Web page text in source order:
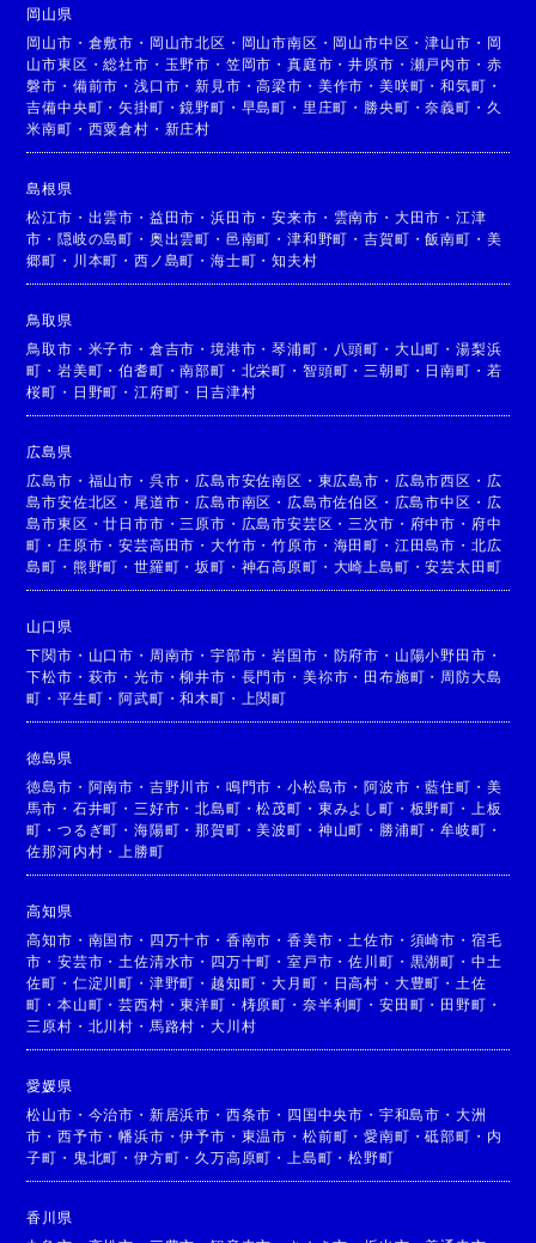
岡山県
岡山市 ・ 倉敷市 ・ 岡山市北区 ・ 岡山市南区 ・ 岡山市中区 ・津山市 ・ 岡
山市東区 ・総社市 ・ 玉野市 ・ 笠岡市 ・真庭市 ・井原市 ・ 瀬戸内市 ・ 赤
磐市 ・ 備前市 ・浅口市 ・新見市 ・高梁市 ・ 美作市 ・ 美咲町 ・和気町 ・
吉備中央町 ・矢掛町 ・鏡野町 ・ 早島町 ・ 里庄町 ・ 勝央町 ・奈義町 ・ 久
米南町 ・ 西粟倉村 ・ 新庄村
島根県
松江市 ・ 出雲市 ・ 益田市 ・浜田市 ・安来市 ・ 雲南市 ・ 大田市 ・ 江津
市 ・隠岐の島町 ・ 奥出雲町 ・ 邑南町 ・津和野町 ・吉賀町 ・飯南町 ・ 美
郷町 ・ 川本町 ・西ノ島町 ・海士町 ・知夫村
鳥取県
鳥取市 ・ 米子市 ・ 倉吉市 ・境港市 ・琴浦町 ・ 八頭町 ・ 大山町 ・ 湯梨浜
町 ・岩美町 ・伯耆町 ・南部町 ・ 北栄町 ・ 智頭町 ・ 三朝町 ・ 日南町 ・ 若
桜町 ・ 日野町 ・江府町 ・ 日吉津村
広島県
広島市 ・ 福山市 ・ 呉市 ・ 広島市安佐南区 ・ 東広島市 ・ 広島市西区 ・ 広
島市安佐北区 ・ 尾道市 ・ 広島市南区 ・ 広島市佐伯区 ・ 広島市中区 ・ 広
島市東区 ・廿日市市 ・ 三原市 ・ 広島市安芸区 ・ 三次市 ・ 府中市 ・ 府中
町 ・ 庄原市 ・安芸高田市 ・大竹市 ・竹原市 ・ 海田町 ・ 江田島市 ・ 北広
島町 ・ 熊野町 ・世羅町 ・坂町 ・ 神石高原町 ・ 大崎上島町 ・安芸太田町
山口県
下関市 ・ 山口市 ・ 周南市 ・宇部市 ・岩国市 ・ 防府市 ・ 山陽小野田市 ・
下松市 ・ 萩市 ・光市 ・柳井市 ・ 長門市 ・ 美祢市 ・ 田布施町 ・ 周防大島
町 ・平生町 ・阿武町 ・和木町 ・ 上関町
徳島県
徳島市 ・ 阿南市 ・ 吉野川市 ・ 鳴門市 ・小松島市 ・阿波市 ・藍住町 ・ 美
馬市 ・ 石井町 ・ 三好市 ・北島町 ・松茂町 ・ 東みよし町 ・ 板野町 ・
上板
町 ・つるぎ町 ・海陽町 ・那賀町 ・美波町 ・ 神山町 ・ 勝浦町 ・牟岐町 ・
佐那河内村 ・ 上勝町
高知県
高知市 ・ 南国市 ・ 四万十市 ・ 香南市 ・香美市 ・ 土佐市 ・ 須崎市 ・ 宿毛
市 ・安芸市 ・ 土佐清水市 ・ 四万十町 ・室戸市 ・佐川町 ・ 黒潮町 ・ 中土
佐町 ・ 仁淀川町 ・ 津野町 ・ 越知町 ・大月町 ・ 日高村 ・ 大豊町 ・ 土佐
町 ・本山町 ・芸西村 ・東洋町 ・ 梼原町 ・ 奈半利町 ・ 安田町 ・ 田野町 ・
三原村 ・ 北川村 ・ 馬路村 ・大川村
愛媛県
松山市 ・ 今治市 ・ 新居浜市 ・ 西条市 ・ 四国中央市 ・ 宇和島市 ・ 大洲
市 ・西予市 ・幡浜市 ・伊予市 ・ 東温市 ・ 松前町 ・愛南町 ・砥部町 ・ 内
子町 ・ 鬼北町 ・伊方町 ・ 久万高原町 ・ 上島町 ・松野町
香川県